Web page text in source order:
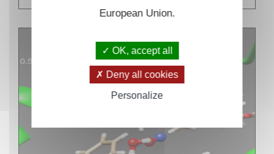
European Union.
OK, accept all
Deny all cookies
Personalize